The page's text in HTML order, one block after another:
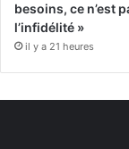
besoins, ce n’est
l’infidélité »
il y a 21 heures